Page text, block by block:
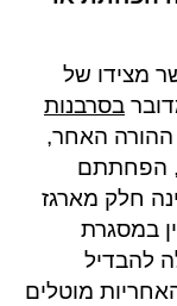
מצידו של
בסרבנות
ההורה האחר,
הפחתתם
חלק מארגז
במסגרת
להבדיל
מוטלים